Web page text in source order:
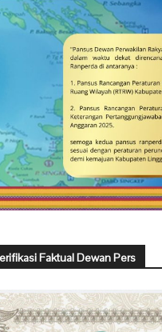
Faktual Dewan Pers